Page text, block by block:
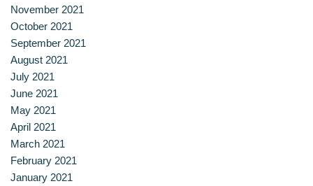
November 2021
October 2021
September 2021
August 2021
July 2021
June 2021
May 2021
April 2021
March 2021
February 2021
January 2021